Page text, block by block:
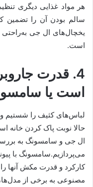
هر مواد غذایی دیگری
سالم بودن آن را تضمین
یخچال‌‌های ال جی به‌راحتی
است.
4. قدرت
است یا
لباس‌های کثیف را شستیم و
حالا نوبت پاک کردن خانه
ال جی و سامسونگ به
می‌پردازیم.سامسونگ با
کارکرد و قدرت مکش آنها
مصنوعی به برخی از مدل‌ها،